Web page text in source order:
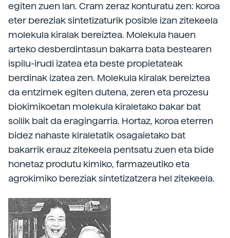
egiten zuen lan. Cram zeraz konturatu zen: koroa
eter bereziak sintetizaturik posible izan zitekeela
molekula kiralak bereiztea. Molekula hauen
arteko desberdintasun bakarra bata bestearen
ispilu-irudi izatea eta beste propietateak
berdinak izatea zen. Molekula kiralak bereiztea
da entzimek egiten dutena, zeren eta prozesu
biokimikoetan molekula kiraletako bakar bat
soilik bait da eragingarria. Hortaz, koroa eterren
bidez nahaste kiraletatik osagaietako bat
bakarrik erauz zitekeela pentsatu zuen eta bide
honetaz produtu kimiko, farmazeutiko eta
agrokimiko bereziak sintetizatzera hel zitekeela.